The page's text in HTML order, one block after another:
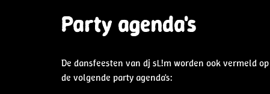
Party agenda's
De dansfeesten van dj sL!m worden ook vermeld op
de volgende party agenda's: